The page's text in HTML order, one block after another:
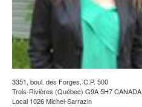
3351, boul. des Forges, C.P. 500
Trois-Rivières (Québec) G9A 5H7 CANADA
Local 1026 Michel-Sarrazin